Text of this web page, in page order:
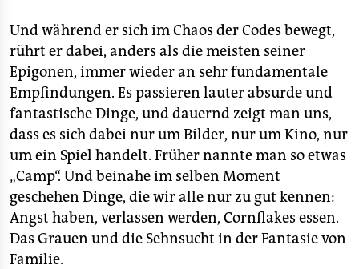
Und während er sich im Chaos der Codes bewegt,
rührt er dabei, anders als die meisten seiner
Epigonen, immer wieder an sehr fundamentale
Empfindungen. Es passieren lauter absurde und
fantastische Dinge, und dauernd zeigt man uns,
dass es sich dabei nur um Bilder, nur um Kino, nur
um ein Spiel handelt. Früher nannte man so etwas
„Camp“. Und beinahe im selben Moment
geschehen Dinge, die wir alle nur zu gut kennen:
Angst haben, verlassen werden, Cornflakes essen.
Das Grauen und die Sehnsucht in der Fantasie von
Familie.